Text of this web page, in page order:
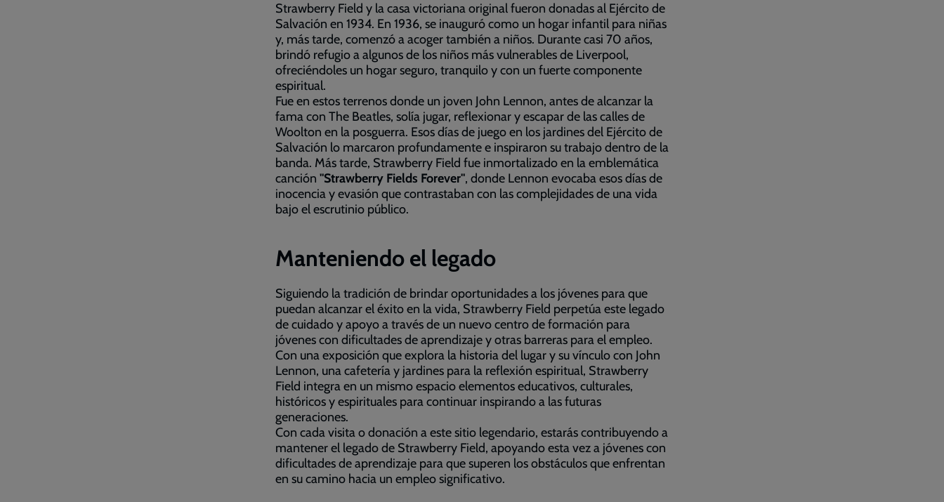
Strawberry Field y la casa victoriana original fueron donadas al Ejército de
Salvación en 1934. En 1936, se inauguró como un hogar infantil para niñas
y, más tarde, comenzó a acoger también a niños. Durante casi 70 años,
brindó refugio a algunos de los niños más vulnerables de Liverpool,
ofreciéndoles un hogar seguro, tranquilo y con un fuerte componente
espiritual.
Fue en estos terrenos donde un joven John Lennon, antes de alcanzar la
fama con The Beatles, solía jugar, reflexionar y escapar de las calles de
Woolton en la posguerra. Esos días de juego en los jardines del Ejército de
Salvación lo marcaron profundamente e inspiraron su trabajo dentro de la
banda. Más tarde, Strawberry Field fue inmortalizado en la emblemática
canción "Strawberry Fields Forever", donde Lennon evocaba esos días de
inocencia y evasión que contrastaban con las complejidades de una vida
bajo el escrutinio público.
Manteniendo el legado
Siguiendo la tradición de brindar oportunidades a los jóvenes para que
puedan alcanzar el éxito en la vida, Strawberry Field perpetúa este legado
de cuidado y apoyo a través de un nuevo centro de formación para
jóvenes con dificultades de aprendizaje y otras barreras para el empleo.
Con una exposición que explora la historia del lugar y su vínculo con John
Lennon, una cafetería y jardines para la reflexión espiritual, Strawberry
Field integra en un mismo espacio elementos educativos, culturales,
históricos y espirituales para continuar inspirando a las futuras
generaciones.
Con cada visita o donación a este sitio legendario, estarás contribuyendo a
mantener el legado de Strawberry Field, apoyando esta vez a jóvenes con
dificultades de aprendizaje para que superen los obstáculos que enfrentan
en su camino hacia un empleo significativo.